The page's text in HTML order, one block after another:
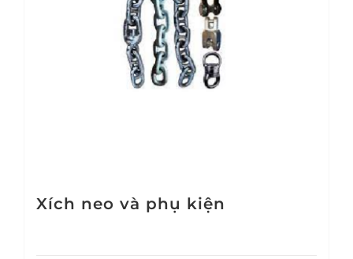
Xích neo và phụ kiện